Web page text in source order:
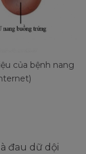
của bệnh nang
đau dữ dội